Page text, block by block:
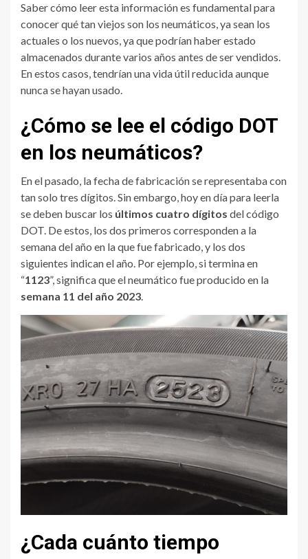
Saber cómo leer esta información es fundamental para
conocer qué tan viejos son los neumáticos, ya sean los
actuales o los nuevos, ya que podrían haber estado
almacenados durante varios años antes de ser vendidos.
En estos casos, tendrían una vida útil reducida aunque
nunca se hayan usado.
¿Cómo se lee el código DOT
en los neumáticos?
En el pasado, la fecha de fabricación se representaba con
tan solo tres dígitos. Sin embargo, hoy en día para leerla
se deben buscar los últimos cuatro dígitos del código
DOT. De estos, los dos primeros corresponden a la
semana del año en la que fue fabricado, y los dos
siguientes indican el año. Por ejemplo, si termina en
“1123”, significa que el neumático fue producido en la
semana 11 del año 2023.
¿Cada cuánto tiempo